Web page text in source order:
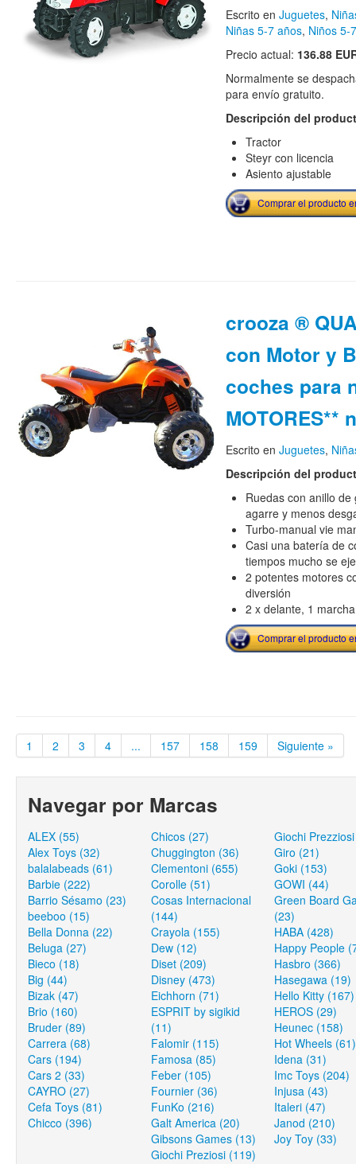
Escrito en Juguetes,
Niñas 5-7 años, Niños 5-
Precio actual: 136.88
Normalmente se
para envío gratuito.
Descripción del
Tractor
Steyr con licencia
Asiento ajustable
Comprar el producto
crooza ®
con Motor y
coches para
MOTORES**
Escrito en Juguetes,
Descripción del
Ruedas con anillo
agarre y menos
Turbo-manual vie
Casi una batería de
tiempos mucho se
2 potentes motores
diversión
2 x delante, 1
Comprar el producto
1 2 3 4 ... 157 158 159 Siguiente »
Navegar por Marcas
ALEX (55)
Alex Toys (32)
balalabeads (61)
Barbie (222)
Barrio Sésamo (23)
beeboo (15)
Bella Donna (22)
Beluga (27)
Bieco (18)
Big (44)
Bizak (47)
Brio (160)
Bruder (89)
Carrera (68)
Cars (194)
Cars 2 (33)
CAYRO (27)
Cefa Toys (81)
Chicco (396)
Chicos (27)
Chuggington (36)
Clementoni (655)
Corolle (51)
Cosas Internacional
(144)
Crayola (155)
Dew (12)
Diset (209)
Disney (473)
Eichhorn (71)
ESPRIT by sigikid
(11)
Falomir (115)
Famosa (85)
Feber (105)
Fournier (36)
FunKo (216)
Galt America (20)
Gibsons Games (13)
Giochi Preziosi (119)
Giochi
Giro (21)
Goki (153)
GOWI (44)
Green Board
(23)
HABA (428)
Happy People
Hasbro (366)
Hasegawa (19)
Hello Kitty (167)
HEROS (29)
Heunec (158)
Hot Wheels (61)
Idena (31)
Imc Toys (204)
Injusa (43)
Italeri (47)
Janod (210)
Joy Toy (33)